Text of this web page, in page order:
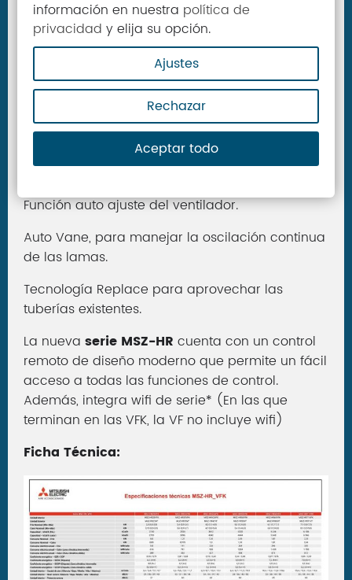
Sistema HEATING AT -15ºC, que permite al
aparato funcionar hasta -15º C en modo
Swing horizontal que controla el movimiento
automático de las lamas.
Función autodiagnóstico.
Filtro anti alergénico.
Función auto ajuste del ventilador.
Auto Vane, para manejar la oscilación continua
de las lamas.
Tecnología Replace para aprovechar las
tuberías existentes.
La nueva serie MSZ-HR cuenta con un control
remoto de diseño moderno que permite un fácil
acceso a todas las funciones de control.
Además, integra wifi de serie* (En las que
terminan en las VFK, la VF no incluye wifi)
Ficha Técnica:
información en nuestra política de
privacidad y elija su opción.
Ajustes
Rechazar
Aceptar todo